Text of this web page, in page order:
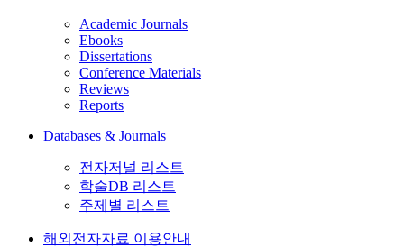
Academic Journals
Ebooks
Dissertations
Conference Materials
Reviews
Reports
Databases & Journals
전자저널 리스트
학술DB 리스트
주제별 리스트
해외전자자료 이용안내